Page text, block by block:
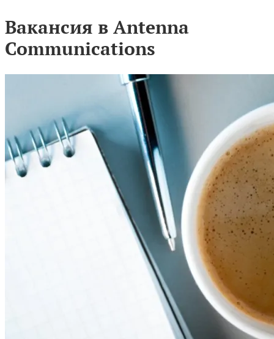
Вакансия в Antenna
Communications